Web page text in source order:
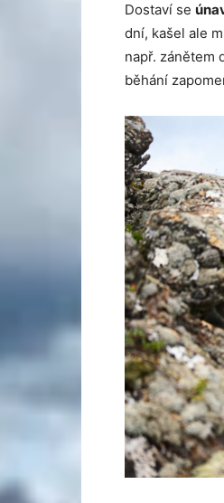
Dostaví se
dní, kašel ale
např. zánětem
běhání